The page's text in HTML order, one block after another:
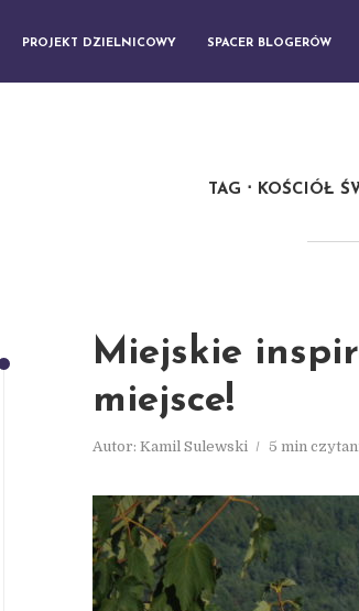
PROJEKT DZIELNICOWY SPACER BLOGERÓW
TAG KOŚCIÓŁ
Miejskie
miejsce!
Autor: Kamil Sulewski 5 min